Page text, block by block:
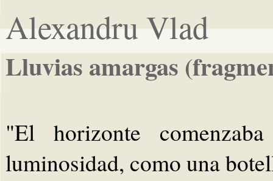
Alexandru Vlad
Lluvias amargas
"El horizonte
luminosidad, como una